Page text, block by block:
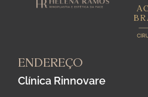
ENDEREÇO
Clínica Rinnovare